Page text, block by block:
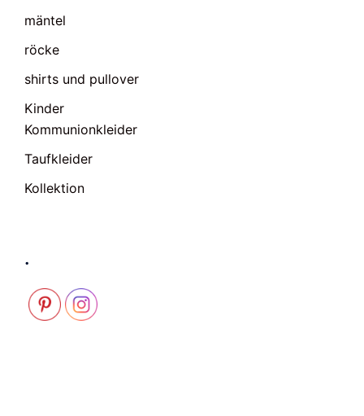
mäntel
röcke
shirts und pullover
Kinder
Kommunionkleider
Taufkleider
Kollektion
.